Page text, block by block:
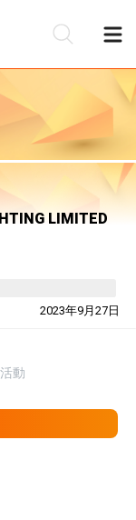
LIMITED
2023年9月27日
動